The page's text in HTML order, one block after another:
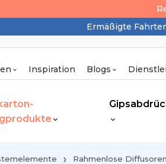
Ermäßigte
Inspiration Blogs
Rahmenlose Diffusoren